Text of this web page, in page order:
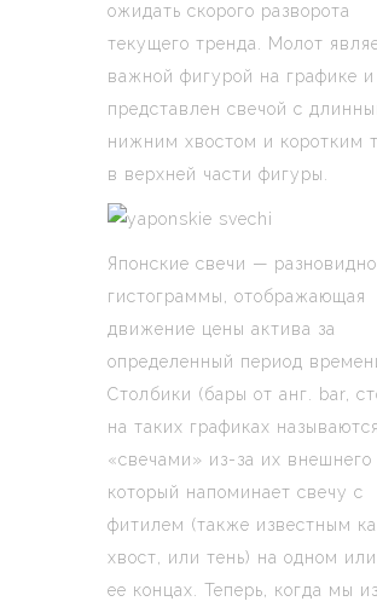
ожидать скорого разворота
текущего тренда. Молот
важной фигурой на графике и
представлен свечой с
нижним хвостом и коротким
в верхней части фигуры.
Японские свечи —
гистограммы, отображающая
движение цены актива за
определенный период
Столбики (бары от анг. bar,
на таких графиках называются
«свечами» из-за их внешнего
который напоминает свечу с
фитилем (также известным
хвост, или тень) на одном
ее концах. Теперь, когда мы